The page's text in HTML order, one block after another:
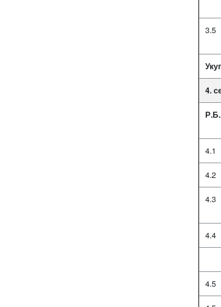
3.5
4.
Р.Б.
4.1
4.2
4.3
4.4
4.5